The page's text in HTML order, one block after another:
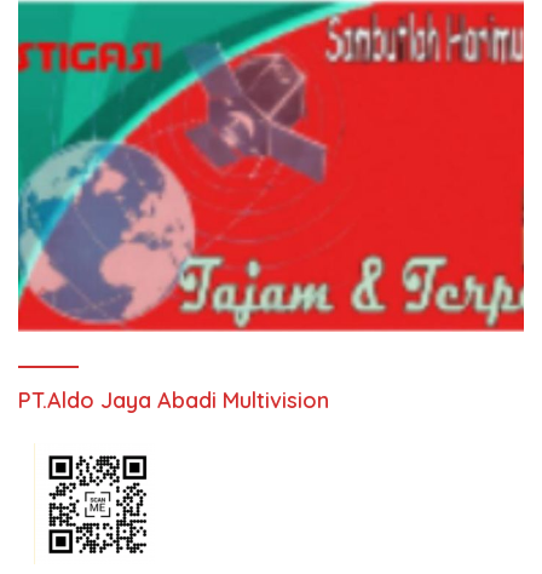
PT.Aldo Jaya Abadi Multivision